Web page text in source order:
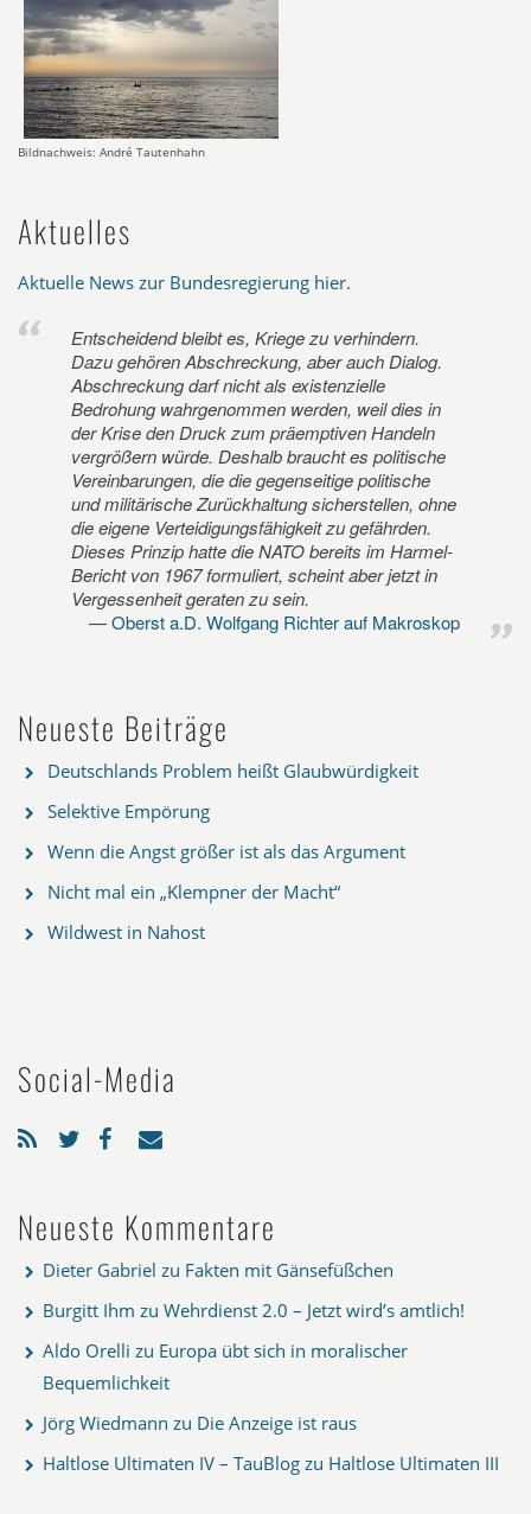
Bildnachweis: André Tautenhahn
Aktuelles
Aktuelle News zur Bundesregierung hier.
Entscheidend bleibt es, Kriege zu verhindern.
Dazu gehören Abschreckung, aber auch Dialog.
Abschreckung darf nicht als existenzielle
Bedrohung wahrgenommen werden, weil dies in
der Krise den Druck zum präemptiven Handeln
vergrößern würde. Deshalb braucht es politische
Vereinbarungen, die die gegenseitige politische
und militärische Zurückhaltung sicherstellen, ohne
die eigene Verteidigungsfähigkeit zu gefährden.
Dieses Prinzip hatte die NATO bereits im Harmel-
Bericht von 1967 formuliert, scheint aber jetzt in
Vergessenheit geraten zu sein.
Oberst a.D. Wolfgang Richter auf Makroskop
Neueste Beiträge
Deutschlands Problem heißt Glaubwürdigkeit
Selektive Empörung
Wenn die Angst größer ist als das Argument
Nicht mal ein „Klempner der Macht“
Wildwest in Nahost
Social-Media
Neueste Kommentare
Dieter Gabriel zu Fakten mit Gänsefüßchen
Burgitt Ihm zu Wehrdienst 2.0 – Jetzt wird’s amtlich!
Aldo Orelli zu Europa übt sich in moralischer
Bequemlichkeit
Jörg Wiedmann zu Die Anzeige ist raus
Haltlose Ultimaten IV – TauBlog zu Haltlose Ultimaten III